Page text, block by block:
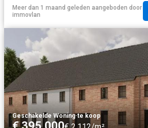
Meer dan 1 maand geleden aangeboden door
immovlan
Geschakelde Woning·te koop